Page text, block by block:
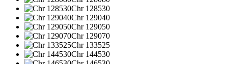
Chr 128530
Chr 129040
Chr 129050
Chr 129070
Chr 133525
Chr 144530